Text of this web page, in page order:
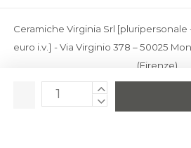
Ceramiche Virginia Srl [pluripersonale
euro i.v.] - Via Virginio 378 – 50025
(Firenze)
C.F. e P.IVA: IT00436100481 -